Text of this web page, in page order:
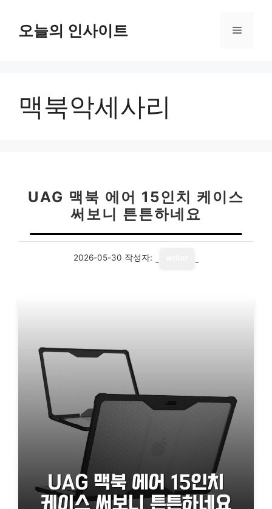
오늘의 인사이트 메
맥북악세사리
UAG 맥북 에어 15인치 케이스
써보니 튼튼하네요
2026-05-30 작성자: